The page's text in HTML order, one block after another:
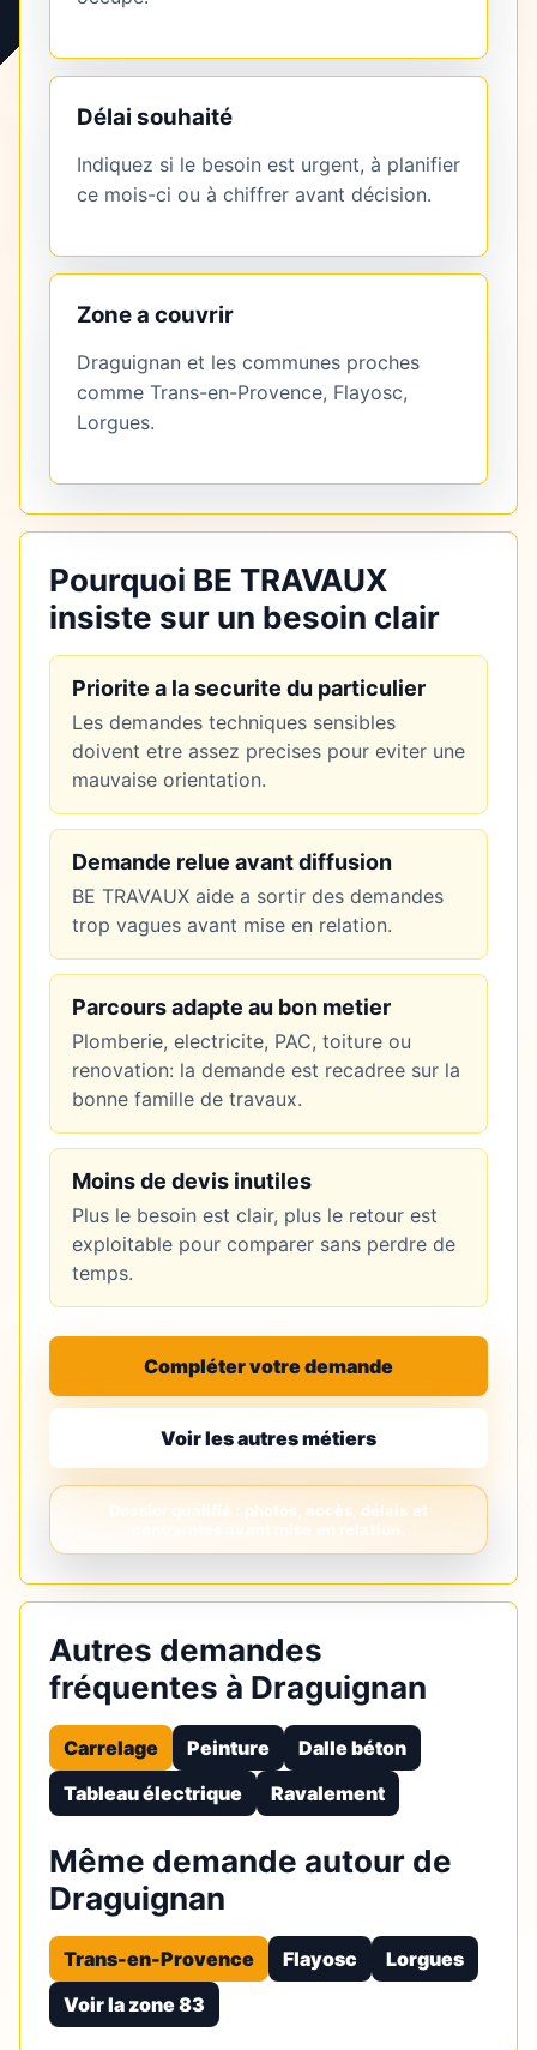
Délai souhaité
Indiquez si le besoin est urgent, à planifier
ce mois-ci ou à chiffrer avant décision.
Zone a couvrir
Draguignan et les communes proches
comme Trans-en-Provence, Flayosc,
Lorgues.
Pourquoi BE TRAVAUX
insiste sur un besoin clair
Priorite a la securite du particulier
Les demandes techniques sensibles
doivent etre assez precises pour eviter une
mauvaise orientation.
Demande relue avant diffusion
BE TRAVAUX aide a sortir des demandes
trop vagues avant mise en relation.
Parcours adapte au bon metier
Plomberie, electricite, PAC, toiture ou
renovation: la demande est recadree sur la
bonne famille de travaux.
Moins de devis inutiles
Plus le besoin est clair, plus le retour est
exploitable pour comparer sans perdre de
temps.
Compléter votre demande
Voir les autres métiers
Autres demandes
fréquentes à Draguignan
Carrelage Peinture
Dalle béton
Tableau électrique
Ravalement
Même demande autour de
Draguignan
Trans-en-Provence Flayosc
Lorgues
Voir la zone 83